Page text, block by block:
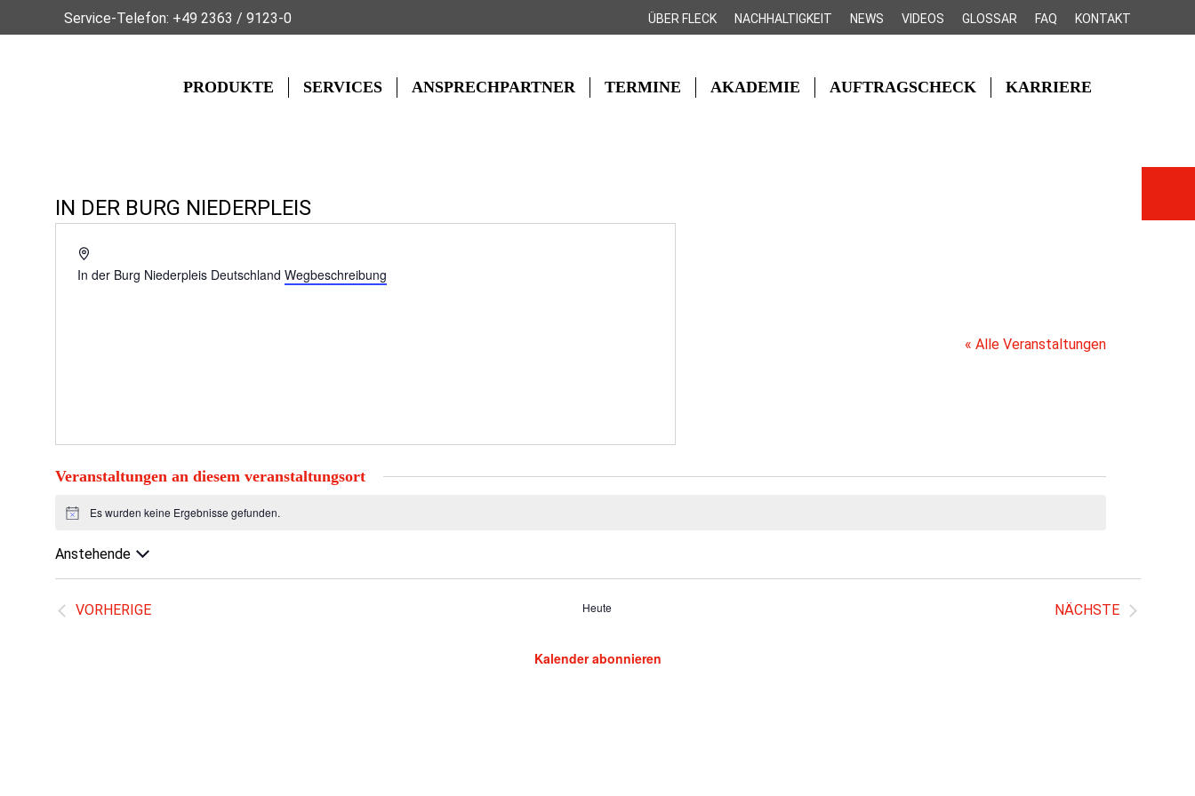
Service-Telefon: +49 2363 / 9123-0 ÜBER FLECK NACHHALTIGKEIT NEWS VIDEOS GLOSSAR FAQ KONTAKT
PRODUKTE SERVICES ANSPRECHPARTNER TERMINE AKADEMIE AUFTRAGSCHECK KARRIERE
IN DER BURG NIEDERPLEIS
« Alle Veranstaltungen
In der Burg Niederpleis Deutschland Wegbeschreibung
Veranstaltungen an diesem veranstaltungsort
HinweisEs wurden keine Ergebnisse gefunden.
Anstehende
VORHERIGE
Heute
NÄCHSTE
Kalender abonnieren